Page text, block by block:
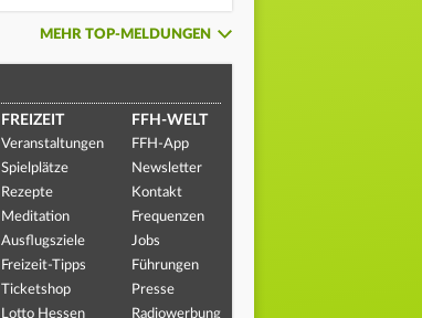
MEHR TOP-MELDUNGEN
FREIZEIT
Veranstaltungen
Spielplätze
Rezepte
Meditation
Ausflugsziele
Freizeit-Tipps
Ticketshop
Lotto Hessen
FFH-WELT
FFH-App
Newsletter
Kontakt
Frequenzen
Jobs
Führungen
Presse
Radiowerbung